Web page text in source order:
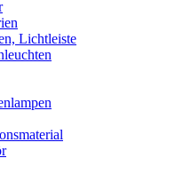
Lichtleiste